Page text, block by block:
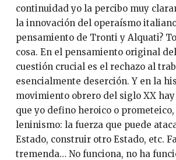
continuidad yo la percibo muy
la innovación del operaísmo
pensamiento de Tronti y Alquati?
cosa. En el pensamiento original
cuestión crucial es el rechazo al
esencialmente deserción. Y en la
movimiento obrero del siglo XX
que yo defino heroico o prometeico,
leninismo: la fuerza que puede
Estado, construir otro Estado, etc.
tremenda… No funciona, no ha